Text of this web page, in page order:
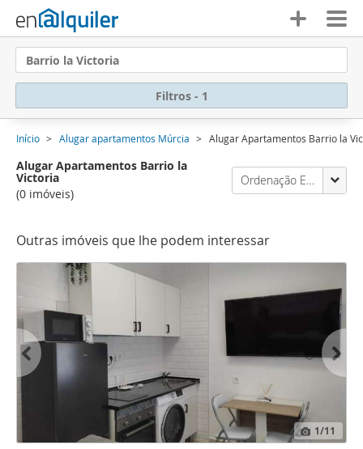
Barrio la Victoria
Filtros - 1
Início Alugar apartamentos Múrcia Alugar Apartamentos Barrio la
Alugar Apartamentos Barrio la
Victoria
(0 imóveis)
Ordenação Enalquiler
Outras imóveis que lhe podem interessar
1/11